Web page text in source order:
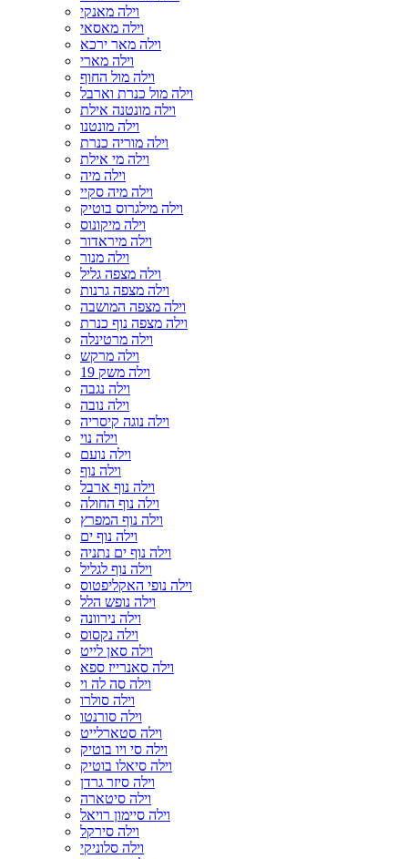
וילה מאנקי
וילה מאסאי
וילה מאר ירכא
וילה מארי
וילה מול החוף
וילה מול כנרת וארבל
וילה מונטנה אילת
וילה מונטנו
וילה מוריה כנרת
וילה מי אילת
וילה מיה
וילה מיה סקיי
וילה מילגרוס בוטיק
וילה מיקונוס
וילה מיראדור
וילה מנור
וילה מצפה גליל
וילה מצפה גרנות
וילה מצפה המושבה
וילה מצפה נוף כנרת
וילה מרטינלה
וילה מרקש
וילה משק 19
וילה נגבה
וילה נובה
וילה נוגה קיסריה
וילה נוי
וילה נועם
וילה נוף
וילה נוף ארבל
וילה נוף החולה
וילה נוף המפרץ
וילה נוף ים
וילה נוף ים נתניה
וילה נוף לגליל
וילה נופי האקליפטוס
וילה נופש הלל
וילה נירוונה
וילה נקסוס
וילה סאן לייט
וילה סאנרייז ספא
וילה סה לה וי
וילה סולרו
וילה סורנטו
וילה סטארלייט
וילה סי ויו בוטיק
וילה סיאלו בוטיק
וילה סיזר גרדן
וילה סיטארה
וילה סיימון רויאל
וילה סירקל
וילה סלוניקי